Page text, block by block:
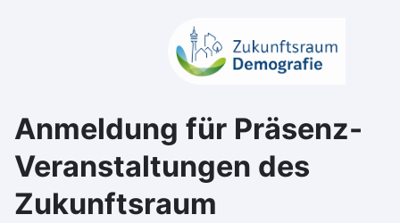
Anmeldung für Präsenz-
Veranstaltungen des
Zukunftsraum